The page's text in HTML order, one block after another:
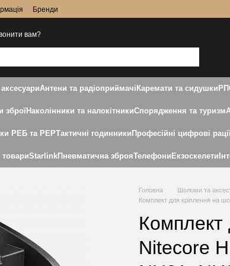
Бренди
вам?
Антени та радіоприймачі Каремати та сидушки
зброїНаколінники та налокітникиСпорядження та туризм
РЕБ та РЕРТактичні годинники Професійні цифрові
товариStarlinkПневматична зброяТелефони Екзоскелети
Головна
Шоломи та
Комплект для кріплення на
Комплект
Nitecore